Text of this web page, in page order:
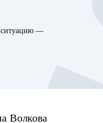
с LinkedIn: как искать работу и выбирать нужные
ситуацию —
Волкова